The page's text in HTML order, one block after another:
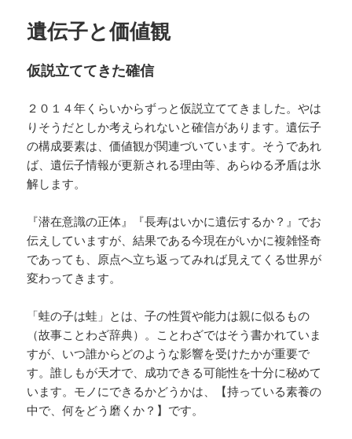
遺伝子と価値観
仮説立ててきた確信
２０１４年くらいからずっと仮説立ててきました。やは
りそうだとしか考えられないと確信があります。遺伝子
の構成要素は、価値観が関連づいています。そうであれ
ば、遺伝子情報が更新される理由等、あらゆる矛盾は氷
解します。
『潜在意識の正体』『長寿はいかに遺伝するか？』でお
伝えしていますが、結果である今現在がいかに複雑怪奇
であっても、原点へ立ち返ってみれば見えてくる世界が
変わってきます。
「蛙の子は蛙」とは、子の性質や能力は親に似るもの
（故事ことわざ辞典）。ことわざではそう書かれていま
すが、いつ誰からどのような影響を受けたかが重要で
す。誰しもが天才で、成功できる可能性を十分に秘めて
います。モノにできるかどうかは、【持っている素養の
中で、何をどう磨くか？】です。